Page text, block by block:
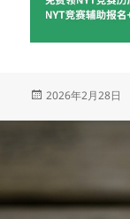
发
2026年2月28日